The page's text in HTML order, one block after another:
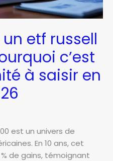
etf russell
c’est
à saisir en
est un univers de
En 10 ans, cet
de gains, témoignant